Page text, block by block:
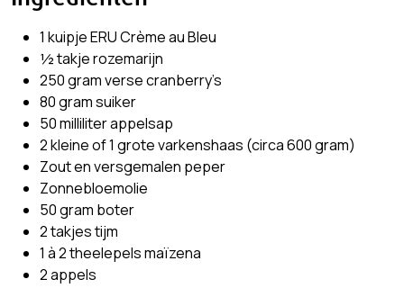
1 kuipje ERU Crème au Bleu
½ takje rozemarijn
250 gram verse cranberry’s
80 gram suiker
50 milliliter appelsap
2 kleine of 1 grote varkenshaas (circa 600 gram)
Zout en versgemalen peper
Zonnebloemolie
50 gram boter
2 takjes tijm
1 à 2 theelepels maïzena
2 appels